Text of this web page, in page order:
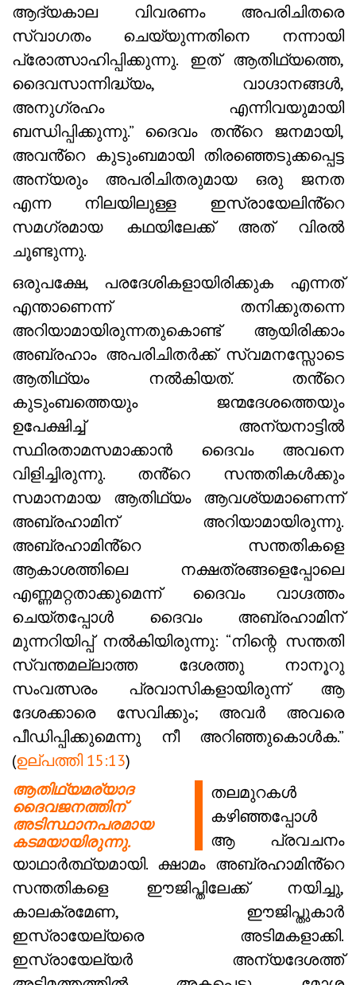
ആദ്യകാല വിവരണം അപരിചിതരെ
സ്വാഗതം ചെയ്യുന്നതിനെ നന്നായി
പ്രോത്സാഹിപ്പിക്കുന്നു. ഇത് ആതിഥ്യത്തെ,
ദൈവസാന്നിദ്ധ്യം, വാഗ്ദാനങ്ങൾ,
അനുഗ്രഹം എന്നിവയുമായി
ബന്ധിപ്പിക്കുന്നു.” ദൈവം തൻ്റെ ജനമായി,
അവൻ്റെ കുടുംബമായി തിരഞ്ഞെടുക്കപ്പെട്ട
അന്യരും അപരിചിതരുമായ ഒരു ജനത
എന്ന നിലയിലുള്ള ഇസ്രായേലിൻ്റെ
സമഗ്രമായ കഥയിലേക്ക് അത് വിരൽ
ചൂണ്ടുന്നു.
ഒരുപക്ഷേ, പരദേശികളായിരിക്കുക എന്നത്
എന്താണെന്ന് തനിക്കുതന്നെ
അറിയാമായിരുന്നതുകൊണ്ട് ആയിരിക്കാം
അബ്രഹാം അപരിചിതർക്ക് സ്വമനസ്സോടെ
ആതിഥ്യം നൽകിയത്. തൻ്റെ
കുടുംബത്തെയും ജന്മദേശത്തെയും
ഉപേക്ഷിച്ച് അന്യനാട്ടിൽ
സ്ഥിരതാമസമാക്കാൻ ദൈവം അവനെ
വിളിച്ചിരുന്നു. തൻ്റെ സന്തതികൾക്കും
സമാനമായ ആതിഥ്യം ആവശ്യമാണെന്ന്
അബ്രഹാമിന് അറിയാമായിരുന്നു.
അബ്രഹാമിൻ്റെ സന്തതികളെ
ആകാശത്തിലെ നക്ഷത്രങ്ങളെപ്പോലെ
എണ്ണമറ്റതാക്കുമെന്ന് ദൈവം വാഗ്ദത്തം
ചെയ്തപ്പോൾ ദൈവം അബ്രഹാമിന്
മുന്നറിയിപ്പ് നൽകിയിരുന്നു: “നിന്റെ സന്തതി
സ്വന്തമല്ലാത്ത ദേശത്തു നാനൂറു
സംവത്സരം പ്രവാസികളായിരുന്ന് ആ
ദേശക്കാരെ സേവിക്കും; അവർ അവരെ
പീഡിപ്പിക്കുമെന്നു നീ അറിഞ്ഞുകൊൾക.”
(ഉല്പത്തി 15:13)
ആതിഥ്യമര്യാദ
ദൈവജനത്തിന്
അടിസ്ഥാനപരമായ
കടമയായിരുന്നു.
തലമുറകൾ
കഴിഞ്ഞപ്പോൾ
ആ പ്രവചനം
യാഥാർത്ഥ്യമായി. ക്ഷാമം അബ്രഹാമിൻ്റെ
സന്തതികളെ ഈജിപ്തിലേക്ക് നയിച്ചു,
കാലക്രമേണ, ഈജിപ്തുകാർ
ഇസ്രായേല്യരെ അടിമകളാക്കി.
ഇസ്രായേല്യർ അന്യദേശത്ത്